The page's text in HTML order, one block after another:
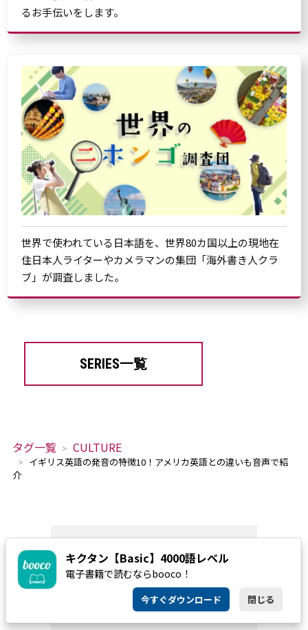
るお手伝いをします。
世界で使われている日本語を、世界80カ国以上の現地在
住日本人ライターやカメラマンの集団「海外書き人クラ
ブ」が調査しました。
SERIES一覧
タグ一覧 CULTURE
イギリス英語の発音の特徴10！アメリカ英語との違いも音声で紹
介
キクタン【Basic】4000語レベル
電子書籍で読むならbooco！
今すぐダウンロード 閉じる